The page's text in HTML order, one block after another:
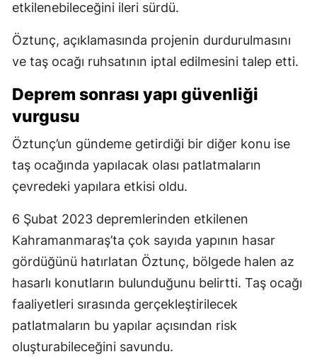
etkilenebileceğini ileri sürdü.
Öztunç, açıklamasında projenin durdurulmasını
ve taş ocağı ruhsatının iptal edilmesini talep etti.
Deprem sonrası yapı güvenliği
vurgusu
Öztunç’un gündeme getirdiği bir diğer konu ise
taş ocağında yapılacak olası patlatmaların
çevredeki yapılara etkisi oldu.
6 Şubat 2023 depremlerinden etkilenen
Kahramanmaraş’ta çok sayıda yapının hasar
gördüğünü hatırlatan Öztunç, bölgede halen az
hasarlı konutların bulunduğunu belirtti. Taş ocağı
faaliyetleri sırasında gerçekleştirilecek
patlatmaların bu yapılar açısından risk
oluşturabileceğini savundu.